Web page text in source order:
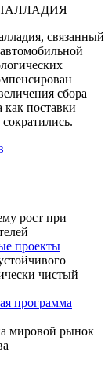
связанный
сбора
как поставки
рост при
проекты
чистый
программа
мировой рынок